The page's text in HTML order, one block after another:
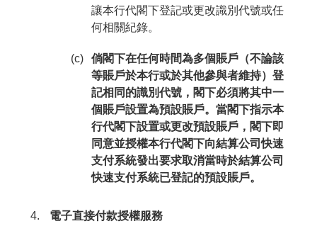
讓本行代閣下登記或更改識別代號或任
何相關紀錄。
(c)
倘閣下在任何時間為多個賬戶（不論該
等賬戶於本行或於其他參與者維持）登
記相同的識別代號，閣下必須將其中一
個賬戶設置為預設賬戶。當閣下指示本
行代閣下設置或更改預設賬戶，閣下即
同意並授權本行代閣下向結算公司快速
支付系統發出要求取消當時於結算公司
快速支付系統已登記的預設賬戶。
電子直接付款授權服務